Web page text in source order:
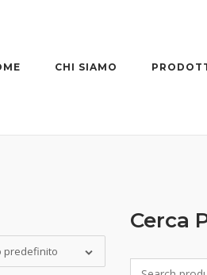
CHI SIAMO
predefinito
Cerca
Search